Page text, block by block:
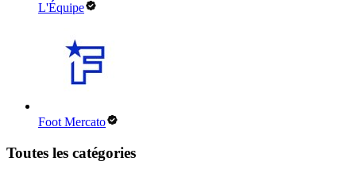
L'Équipe
Foot Mercato
Toutes les catégories